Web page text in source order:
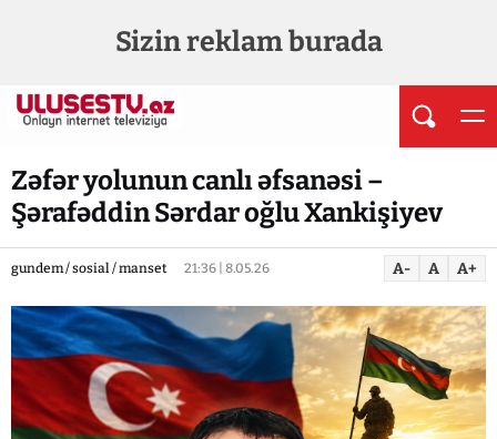
Sizin reklam burada
Zəfər yolunun canlı əfsanəsi –
Şərafəddin Sərdar oğlu Xankişiyev
gundem / sosial / manset 21:36 | 8.05.26 A- A A+